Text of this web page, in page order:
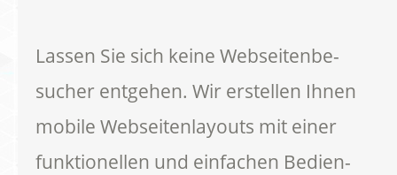
Lassen Sie sich keine Webseitenbe-
sucher entgehen. Wir erstellen Ihnen
mobile Webseitenlayouts mit einer
funktionellen und einfachen Bedien-